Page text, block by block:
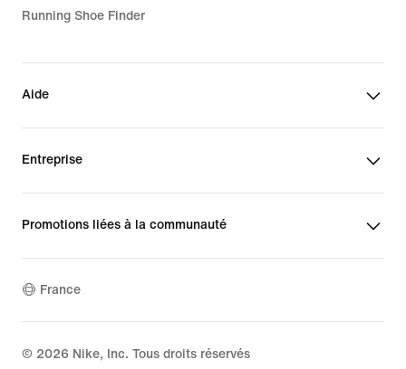
Running Shoe Finder
Aide
Entreprise
Promotions liées à la communauté
France
© 2026 Nike, Inc. Tous droits réservés